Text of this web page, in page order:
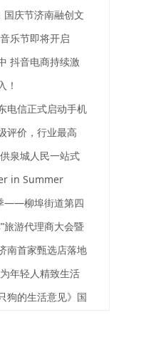
国庆节济南融创文
乐节即将开启
抖音电商持续激
！
电信正式启动手机
评价，行业最高
泉城人民一站式
in Summer
——柳埠街道第四
旅游代理商大会暨
齐山风景区举行
南首家甄选店落地
年轻人精致生活
狗的生活意见》国